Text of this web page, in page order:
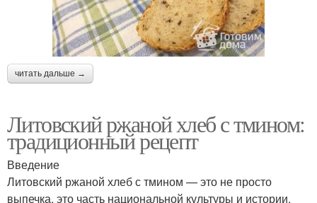
читать дальше →
Литовский ржаной хлеб с тмином:
традиционный рецепт
Введение
Литовский ржаной хлеб с тмином — это не просто
выпечка, это часть национальной культуры и истории.